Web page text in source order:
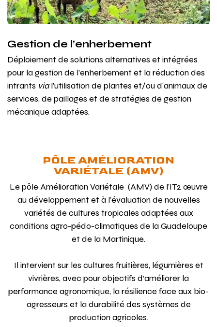
Gestion de l’enherbement
Déploiement de solutions alternatives et intégrées
pour la gestion de l’enherbement et la réduction des
intrants vial’utilisation de plantes et/ou d’animaux de
services, de paillages et de stratégies de gestion
mécanique adaptées.
PÔLE AMÉLIORATION
VARIÉTALE (AMV)
Le pôle Amélioration Variétale (AMV) de l’IT2 œuvre
au développement et à l’évaluation de nouvelles
variétés de cultures tropicales adaptées aux
conditions agro-pédo-climatiques de la Guadeloupe
et de la Martinique.
Il intervient sur les cultures fruitières, légumières et
vivrières, avec pour objectifs d’améliorer la
performance agronomique, la résilience face aux bio-
agresseurs et la durabilité des systèmes de
production agricoles.